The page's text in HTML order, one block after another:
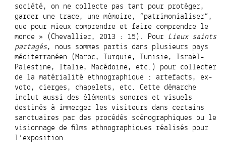
société, on ne collecte pas tant pour protéger,
garder une trace, une mémoire, “patrimonialiser”,
que pour mieux comprendre et faire comprendre le
monde » (Chevallier, 2013 : 15). Pour Lieux saints
partagés, nous sommes partis dans plusieurs pays
méditerranéen (Maroc, Turquie, Tunisie, Israël-
Palestine, Italie, Macédoine, etc.) pour collecter
de la matérialité ethnographique : artefacts, ex-
voto, cierges, chapelets, etc. Cette démarche
inclut aussi des éléments sonores et visuels
destinés à immerger les visiteurs dans certains
sanctuaires par des procédés scénographiques ou le
visionnage de films ethnographiques réalisés pour
l’exposition.